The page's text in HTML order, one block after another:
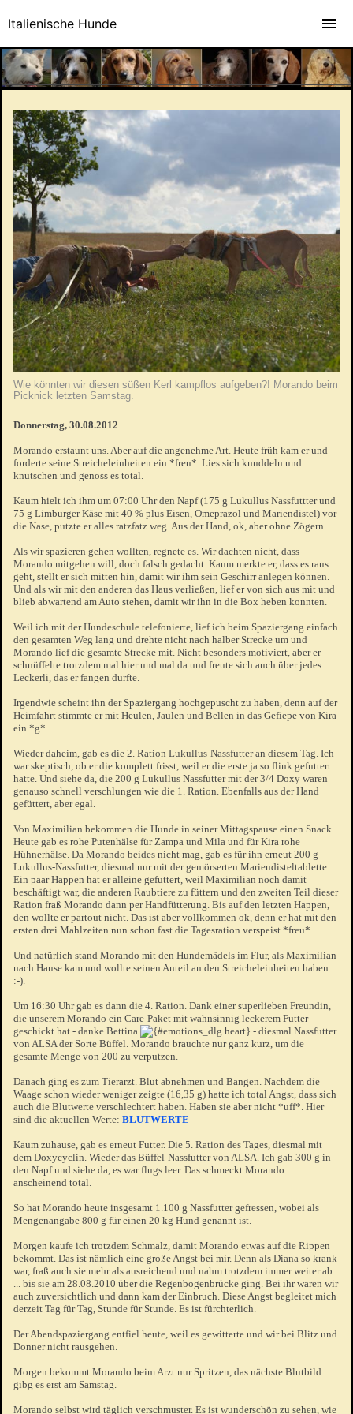
Wie könnten wir diesen süßen Kerl kampflos aufgeben?! Morando beim
Picknick letzten Samstag.
Donnerstag, 30.08.2012
Morando erstaunt uns. Aber auf die angenehme Art. Heute früh kam er und
forderte seine Streicheleinheiten ein *freu*. Lies sich knuddeln und
knutschen und genoss es total.
Kaum hielt ich ihm um 07:00 Uhr den Napf (175 g Lukullus Nassfuttter und
75 g Limburger Käse mit 40 % plus Eisen, Omeprazol und Mariendistel) vor
die Nase, putzte er alles ratzfatz weg. Aus der Hand, ok, aber ohne Zögern.
Als wir spazieren gehen wollten, regnete es. Wir dachten nicht, dass
Morando mitgehen will, doch falsch gedacht. Kaum merkte er, dass es raus
geht, stellt er sich mitten hin, damit wir ihm sein Geschirr anlegen können.
Und als wir mit den anderen das Haus verließen, lief er von sich aus mit und
blieb abwartend am Auto stehen, damit wir ihn in die Box heben konnten.
Weil ich mit der Hundeschule telefonierte, lief ich beim Spaziergang einfach
den gesamten Weg lang und drehte nicht nach halber Strecke um und
Morando lief die gesamte Strecke mit. Nicht besonders motiviert, aber er
schnüffelte trotzdem mal hier und mal da und freute sich auch über jedes
Leckerli, das er fangen durfte.
Irgendwie scheint ihn der Spaziergang hochgepuscht zu haben, denn auf der
Heimfahrt stimmte er mit Heulen, Jaulen und Bellen in das Gefiepe von Kira
ein *g*.
Wieder daheim, gab es die 2. Ration Lukullus-Nassfutter an diesem Tag. Ich
war skeptisch, ob er die komplett frisst, weil er die erste ja so flink gefuttert
hatte. Und siehe da, die 200 g Lukullus Nassfutter mit der 3/4 Doxy waren
genauso schnell verschlungen wie die 1. Ration. Ebenfalls aus der Hand
gefüttert, aber egal.
Von Maximilian bekommen die Hunde in seiner Mittagspause einen Snack.
Heute gab es rohe Putenhälse für Zampa und Mila und für Kira rohe
Hühnerhälse. Da Morando beides nicht mag, gab es für ihn erneut 200 g
Lukullus-Nassfutter, diesmal nur mit der gemörserten Mariendisteltablette.
Ein paar Happen hat er alleine gefuttert, weil Maximilian noch damit
beschäftigt war, die anderen Raubtiere zu füttern und den zweiten Teil dieser
Ration fraß Morando dann per Handfütterung. Bis auf den letzten Happen,
den wollte er partout nicht. Das ist aber vollkommen ok, denn er hat mit den
ersten drei Mahlzeiten nun schon fast die Tagesration verspeist *freu*.
Und natürlich stand Morando mit den Hundemädels im Flur, als Maximilian
nach Hause kam und wollte seinen Anteil an den Streicheleinheiten haben
:-).
Um 16:30 Uhr gab es dann die 4. Ration. Dank einer superlieben Freundin,
die unserem Morando ein Care-Paket mit wahnsinnig leckerem Futter
geschickt hat - danke Bettina
- diesmal Nassfutter
von ALSA der Sorte Büffel. Morando brauchte nur ganz kurz, um die
gesamte Menge von 200 zu verputzen.
Danach ging es zum Tierarzt. Blut abnehmen und Bangen. Nachdem die
Waage schon wieder weniger zeigte (16,35 g) hatte ich total Angst, dass sich
auch die Blutwerte verschlechtert haben. Haben sie aber nicht *uff*. Hier
sind die aktuellen Werte: BLUTWERTE
Kaum zuhause, gab es erneut Futter. Die 5. Ration des Tages, diesmal mit
dem Doxycyclin. Wieder das Büffel-Nassfutter von ALSA. Ich gab 300 g in
den Napf und siehe da, es war flugs leer. Das schmeckt Morando
anscheinend total.
So hat Morando heute insgesamt 1.100 g Nassfutter gefressen, wobei als
Mengenangabe 800 g für einen 20 kg Hund genannt ist.
Morgen kaufe ich trotzdem Schmalz, damit Morando etwas auf die Rippen
bekommt. Das ist nämlich eine große Angst bei mir. Denn als Diana so krank
war, fraß auch sie mehr als ausreichend und nahm trotzdem immer weiter ab
... bis sie am 28.08.2010 über die Regenbogenbrücke ging. Bei ihr waren wir
auch zuversichtlich und dann kam der Einbruch. Diese Angst begleitet mich
derzeit Tag für Tag, Stunde für Stunde. Es ist fürchterlich.
Der Abendspaziergang entfiel heute, weil es gewitterte und wir bei Blitz und
Donner nicht rausgehen.
Morgen bekommt Morando beim Arzt nur Spritzen, das nächste Blutbild
gibg es erst am Samstag.
Morando selbst wird täglich verschmuster. Es ist wunderschön zu sehen, wie
Italienische Hunde